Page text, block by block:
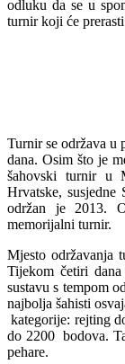
odluku da se u
turnir koji će
Turnir se održava u
dana. Osim što je
šahovski turnir u
Hrvatske,
održan je 2013.
memorijalni turnir.
Mjesto održavanja
Tijekom četiri
sustavu s tempom
najbolja šahisti
kategorije: rejting
do 2200 bodova.
pehare.